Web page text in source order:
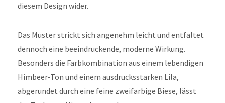
diesem Design wider.
Das Muster strickt sich angenehm leicht und entfaltet
dennoch eine beeindruckende, moderne Wirkung.
Besonders die Farbkombination aus einem lebendigen
Himbeer-Ton und einem ausdrucksstarken Lila,
abgerundet durch eine feine zweifarbige Biese, lässt